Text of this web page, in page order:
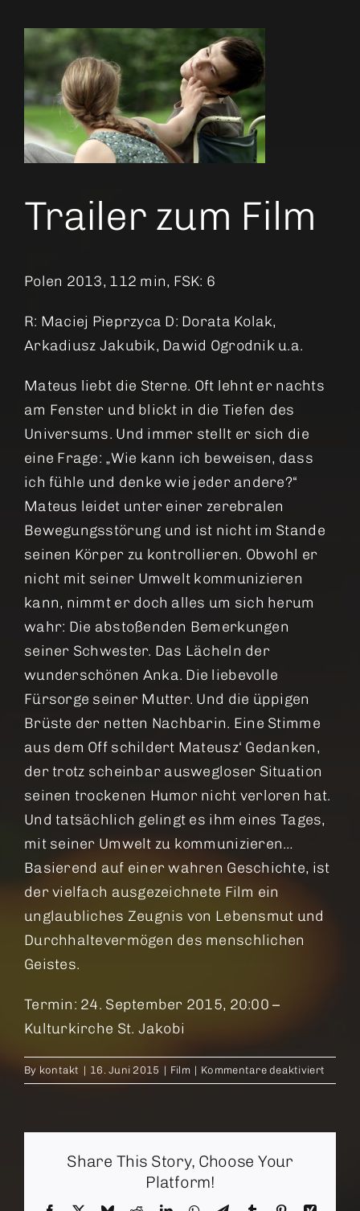
Trailer zum Film
Polen 2013, 112 min, FSK: 6
R: Maciej Pieprzyca D: Dorata Kolak,
Arkadiusz Jakubik, Dawid Ogrodnik u.a.
Mateus liebt die Sterne. Oft lehnt er nachts
am Fenster und blickt in die Tiefen des
Universums. Und immer stellt er sich die
eine Frage: „Wie kann ich beweisen, dass
ich fühle und denke wie jeder andere?“
Mateus leidet unter einer zerebralen
Bewegungsstörung und ist nicht im Stande
seinen Körper zu kontrollieren. Obwohl er
nicht mit seiner Umwelt kommunizieren
kann, nimmt er doch alles um sich herum
wahr: Die abstoßenden Bemerkungen
seiner Schwester. Das Lächeln der
wunderschönen Anka. Die liebevolle
Fürsorge seiner Mutter. Und die üppigen
Brüste der netten Nachbarin. Eine Stimme
aus dem Off schildert Mateusz‘ Gedanken,
der trotz scheinbar auswegloser Situation
seinen trockenen Humor nicht verloren hat.
Und tatsächlich gelingt es ihm eines Tages,
mit seiner Umwelt zu kommunizieren…
Basierend auf einer wahren Geschichte, ist
der vielfach ausgezeichnete Film ein
unglaubliches Zeugnis von Lebensmut und
Durchhaltevermögen des menschlichen
Geistes.
Termin: 24. September 2015, 20:00 –
Kulturkirche St. Jakobi
By kontakt | 16. Juni 2015 | Film | Kommentare deaktiviert
In
Share This Story, Choose Your
Platform!